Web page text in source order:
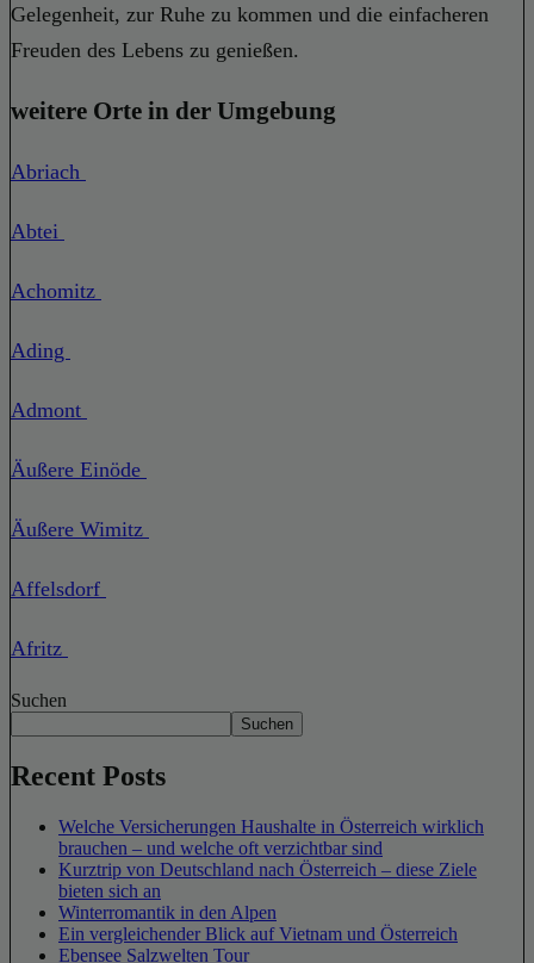
Gelegenheit, zur Ruhe zu kommen und die einfacheren
Freuden des Lebens zu genießen.
weitere Orte in der Umgebung
Abriach
Abtei
Achomitz
Ading
Admont
Äußere Einöde
Äußere Wimitz
Affelsdorf
Afritz
Suchen
Suchen
Recent Posts
Welche Versicherungen Haushalte in Österreich wirklich
brauchen – und welche oft verzichtbar sind
Kurztrip von Deutschland nach Österreich – diese Ziele
bieten sich an
Winterromantik in den Alpen
Ein vergleichender Blick auf Vietnam und Österreich
Ebensee Salzwelten Tour